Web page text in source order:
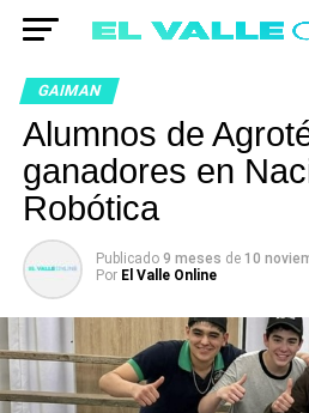
GAIMAN
Alumnos de
ganadores en
Robótica
Publicado 9 meses de 10
Por El Valle Online